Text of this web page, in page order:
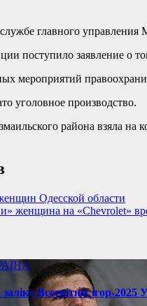
главного
поступило заявление о
мероприятий
уголовное производство.
района взяла на
Одесской области
женщина на «Chevrolet»
Всесвітніх ігор-2025